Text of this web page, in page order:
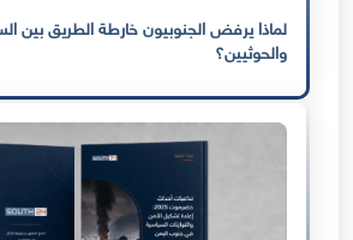
لماذا يرفض الجنوبيون خارطة الطريق بين
والحوثيين؟